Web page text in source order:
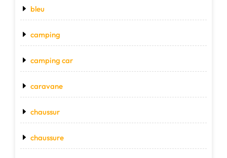
bleu
camping
camping car
caravane
chaussur
chaussure